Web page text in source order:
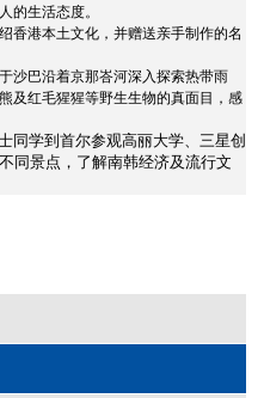
的生活态度。
香港本土文化，并赠送亲手制作的名
沙巴沿着京那峇河深入探索热带雨
及红毛猩猩等野生生物的真面目，感
同学到首尔参观高丽大学、三星创
同景点，了解南韩经济及流行文